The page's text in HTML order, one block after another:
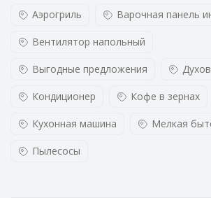
Аэрогриль Варочная панель
Вентилятор напольный
Выгодные предложения
Кондиционер Кофе в зернах
Кухонная машина Мелкая
Пылесосы